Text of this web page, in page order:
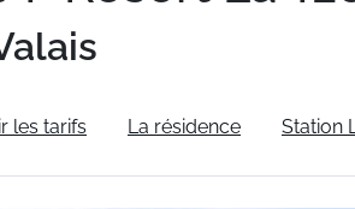
les tarifs La résidence Station